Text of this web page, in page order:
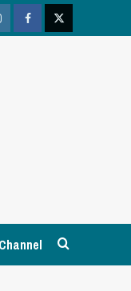
FacebookTwitter